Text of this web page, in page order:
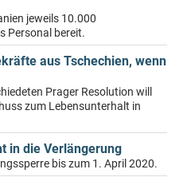
jeweils 10.000
Personal bereit.
aus Tschechien, wenn
Prager Resolution will
zum Lebensunterhalt in
in die Verlängerung
bis zum 1. April 2020.